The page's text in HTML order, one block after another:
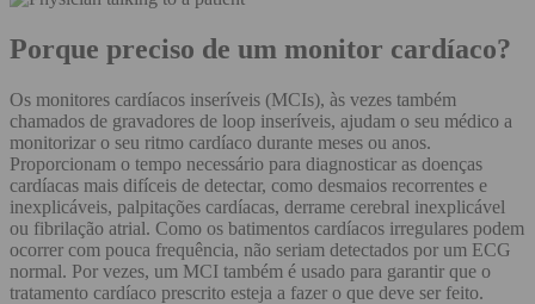
Porque preciso de um monitor cardíaco?
Os monitores cardíacos inseríveis (MCIs), às vezes também
chamados de gravadores de loop inseríveis, ajudam o seu médico a
monitorizar o seu ritmo cardíaco durante meses ou anos.
Proporcionam o tempo necessário para diagnosticar as doenças
cardíacas mais difíceis de detectar, como desmaios recorrentes e
inexplicáveis, palpitações cardíacas, derrame cerebral inexplicável
ou fibrilação atrial. Como os batimentos cardíacos irregulares podem
ocorrer com pouca frequência, não seriam detectados por um ECG
normal. Por vezes, um MCI também é usado para garantir que o
tratamento cardíaco prescrito esteja a fazer o que deve ser feito.